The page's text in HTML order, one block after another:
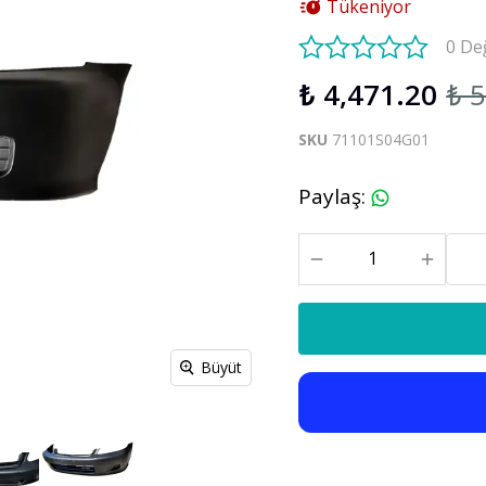
Xc90
Xc90 2003-2013
xc90 2015-2025
C30 C70
Büyüt
Tükeniyor
0
₺ 4,471.20 ₺
SKU 71101S04G01
Paylaş: